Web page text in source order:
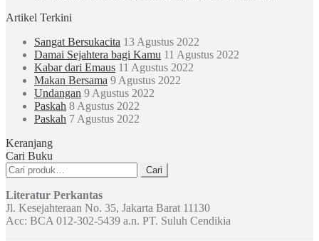
Artikel Terkini
Sangat Bersukacita 13 Agustus 2022
Damai Sejahtera bagi Kamu 11 Agustus 2022
Kabar dari Emaus 11 Agustus 2022
Makan Bersama 9 Agustus 2022
Undangan 9 Agustus 2022
Paskah 8 Agustus 2022
Paskah 7 Agustus 2022
Keranjang
Cari Buku
Pencarian
untuk:
Cari
Literatur Perkantas
Jl. Kesejahteraan No. 35, Jakarta Barat 11130
Acc: BCA 012-302-5439 a.n. PT. Suluh Cendikia